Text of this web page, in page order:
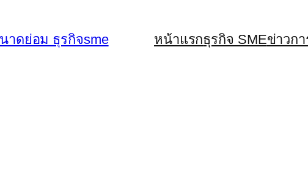
าดย่อม ธุรกิจsme หน้าแรกธุรกิจ SMEข่าวก